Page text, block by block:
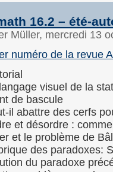
16.2 – été-
Müller, mercredi 13
numéro de la revue
visuel de la
de bascule
il abattre des cerfs
et désordre :
et le problème de
des paradoxes:
du paradoxe